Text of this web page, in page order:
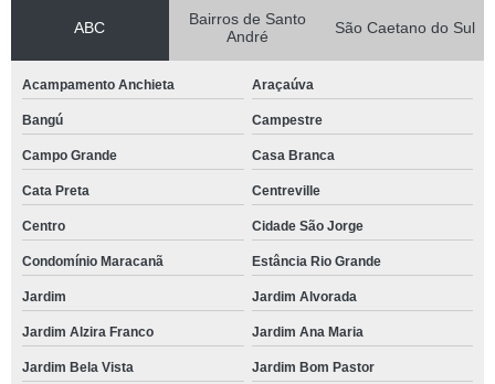
ABC
Bairros de Santo
André
São Caetano do Sul
Acampamento Anchieta Araçaúva
Bangú Campestre
Campo Grande Casa Branca
Cata Preta Centreville
Centro Cidade São Jorge
Condomínio Maracanã Estância Rio Grande
Jardim Jardim Alvorada
Jardim Alzira Franco Jardim Ana Maria
Jardim Bela Vista Jardim Bom Pastor